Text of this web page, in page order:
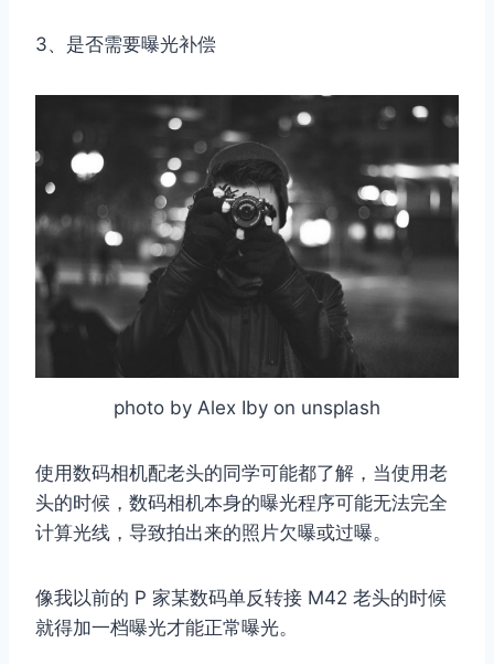
3、是否需要曝光补偿
photo by Alex Iby on unsplash
使用数码相机配老头的同学可能都了解，当使用老
头的时候，数码相机本身的曝光程序可能无法完全
计算光线，导致拍出来的照片欠曝或过曝。
像我以前的 P 家某数码单反转接 M42 老头的时候
就得加一档曝光才能正常曝光。